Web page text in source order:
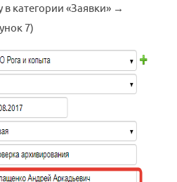
категории «Заявки» →
7)